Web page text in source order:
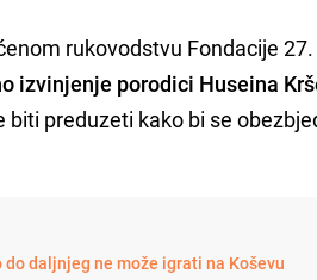
rukovodstvu Fondacije
izvinjenje porodici Huseina
biti preduzeti kako bi se
do daljnjeg ne može igrati na Koševu